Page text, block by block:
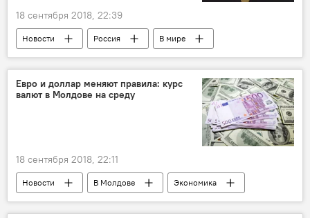
18 сентября 2018, 22:39
Новости Россия
В мире
Общество
Россия
Дмитрий Медведев
количество
магазины
tax free
Евро и доллар меняют правила: курс
валют в Молдове на среду
18 сентября 2018, 22:11
Новости В Молдове
Экономика
Республика Молдова
курс валют